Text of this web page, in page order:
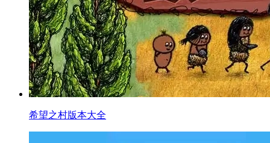
希望之村版本大全